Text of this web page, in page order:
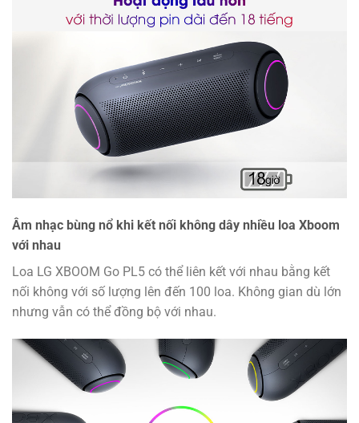
Âm nhạc bùng nổ khi kết nối không dây nhiều loa Xboom
với nhau
Loa LG XBOOM Go PL5 có thể liên kết với nhau bằng kết
nối không với số lượng lên đến 100 loa. Không gian dù lớn
nhưng vẫn có thể đồng bộ với nhau.